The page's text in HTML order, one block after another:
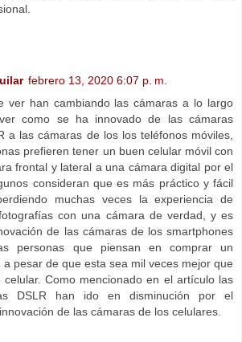
febrero 13, 2020 6:07 p. m.
ver han cambiando las cámaras a lo largo
como se ha innovado de las cámaras
a las cámaras de los los teléfonos móviles,
prefieren tener un buen celular móvil con
frontal y lateral a una cámara digital por el
consideran que es más práctico y fácil
muchas veces la experiencia de
con una cámara de verdad, y es
de las cámaras de los smartphones
personas que piensan en comprar un
a pesar de que esta sea mil veces mejor que
celular. Como mencionado en el artículo las
DSLR han ido en disminución por el
de las cámaras de los celulares.